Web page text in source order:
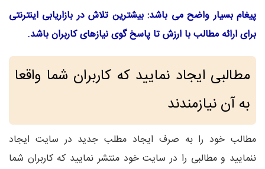
پیغام بسیار واضح می باشد: بیشترین تلاش در بازاریابی اینترنتی
برای ارائه مطالب با ارزش تا پاسخ گوی نیازهای کاربران باشد.
مطالبی ایجاد نمایید که کاربران شما واقعا
به آن نیازمندند
مطالب خود را به صرف ایجاد مطلب جدید در سایت ایجاد
ننمایید و مطالبی را در سایت خود منتشر نمایید که کاربران شما